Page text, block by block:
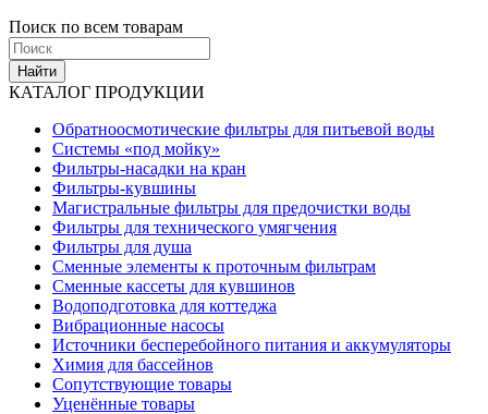
Поиск по всем товарам
Найти
КАТАЛОГ ПРОДУКЦИИ
Обратноосмотические фильтры для питьевой воды
Системы «под мойку»
Фильтры-насадки на кран
Фильтры-кувшины
Магистральные фильтры для предочистки воды
Фильтры для технического умягчения
Фильтры для душа
Сменные элементы к проточным фильтрам
Сменные кассеты для кувшинов
Водоподготовка для коттеджа
Вибрационные насосы
Источники бесперебойного питания и аккумуляторы
Химия для бассейнов
Сопутствующие товары
Уценённые товары